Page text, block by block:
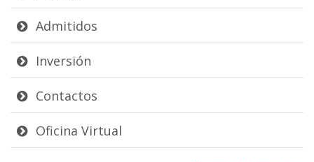
Admitidos
Inversión
Contactos
Oficina Virtual